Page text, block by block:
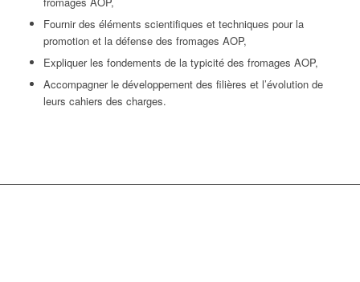
Fournir des éléments scientifiques et techniques pour la
promotion et la défense des fromages AOP,
Expliquer les fondements de la typicité des fromages AOP,
Accompagner le développement des filières et l’évolution de
leurs cahiers des charges.